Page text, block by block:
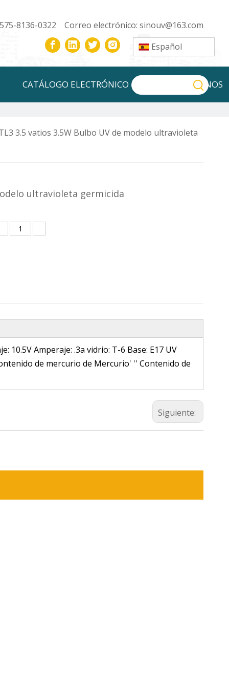
8136-0322 Correo electrónico: sinouv@163.com
Español
CATÁLOGO ELECTRÓNICO CONTÁCTENOS
3.5 vatios 3.5W Bulbo UV de modelo ultravioleta
ultravioleta germicida
10.5V Amperaje: .3a vidrio: T-6 Base: E17 UV
de mercurio de Mercurio' '' Contenido de
Siguiente: